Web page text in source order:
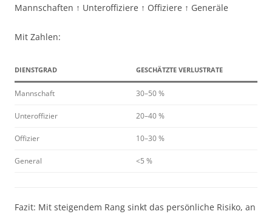
Mannschaften ↑ Unteroffiziere ↑ Offiziere ↑ Generäle
Mit Zahlen:
DIENSTGRAD GESCHÄTZTE VERLUSTRATE
Mannschaft 30–50 %
Unteroffizier 20–40 %
Offizier 10–30 %
General <5 %
Fazit: Mit steigendem Rang sinkt das persönliche Risiko, an